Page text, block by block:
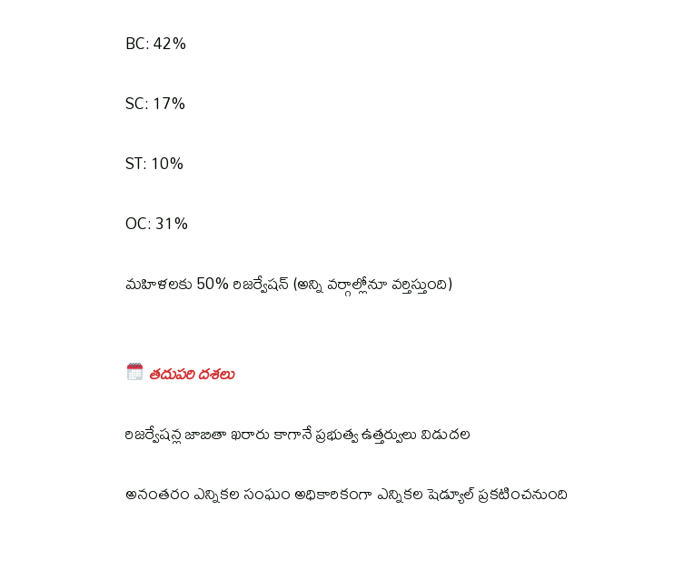
BC: 42%
SC: 17%
ST: 10%
OC: 31%
మహిళలకు 50% రిజర్వేషన్ (అన్ని వర్గాల్లోనూ వర్తిస్తుంది)
తదుపరి దశలు
రిజర్వేషన్ల జాబితా ఖరారు కాగానే ప్రభుత్వ ఉత్తర్వులు విడుదల
అనంతరం ఎన్నికల సంఘం అధికారికంగా ఎన్నికల షెడ్యూల్‌ ప్రకటించనుంది